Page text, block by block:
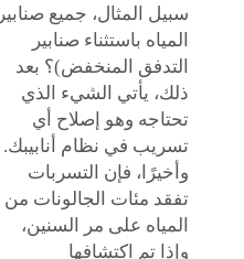
سبيل المثال، جميع صنابير
المياه باستثناء صنابير
التدفق المنخفض)؟ بعد
ذلك، يأتي الشيء الذي
تحتاجه وهو إصلاح أي
تسريب في نظام أنابيبك.
وأخيرًا، فإن التسربات
تفقد مئات الجالونات من
المياه على مر السنين،
وإذا تم اكتشافها